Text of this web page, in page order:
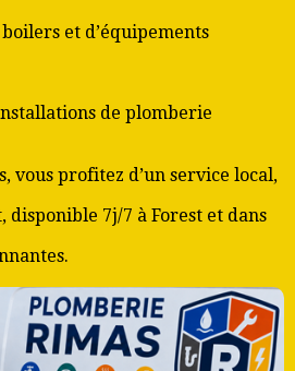
et d’équipements
de plomberie
vous profitez d’un service local,
7j/7 à Forest et dans